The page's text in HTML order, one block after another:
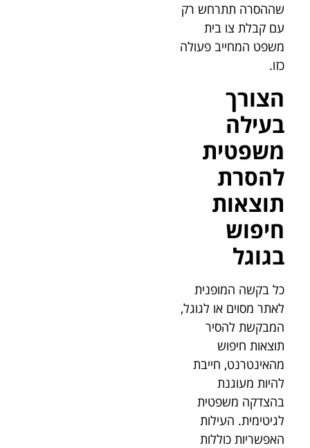
שההסרה תתרחש רק
עם קבלת צו בית
משפט המחייב פעולה
כזו.
הצורך
בעילה
משפטית
להסרת
תוצאות
חיפוש
בגוגל
כל בקשה המופנית
לאתר מסוים או לגוגל,
המבקשת להסיר
תוצאות חיפוש
מהאינטרנט, חייבת
להיות מעוגנת
בהצדקה משפטית
לגיטימית. העילות
האפשריות כוללות